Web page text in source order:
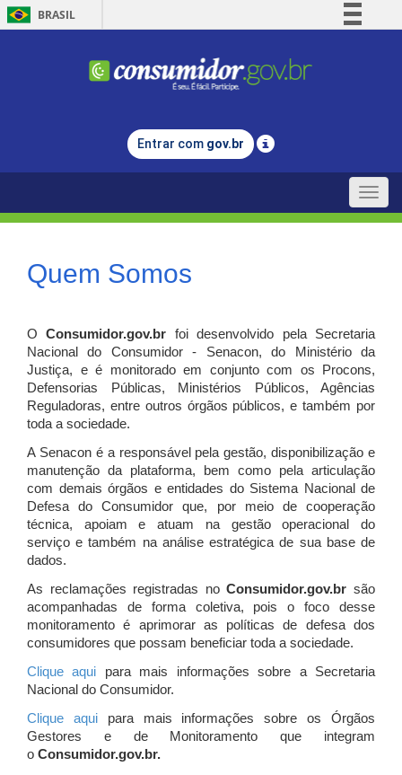
BRASIL
Comunica BR
Legislação
Entrar com gov.br
Toggle
Quem Somos
OConsumidor.gov.br
foi desenvolvido pela Secretaria
Nacional do Consumidor - Senacon, do Ministério da
Justiça, e é monitorado em conjunto com os Procons,
Defensorias Públicas, Ministérios Públicos, Agências
Reguladoras, entre outros órgãos públicos, e também por
toda a sociedade.
A Senacon é a responsável pela gestão, disponibilização e
manutenção da plataforma, bem como pela articulação
com demais órgãos e entidades do Sistema Nacional de
Defesa do Consumidor que, por meio de cooperação
técnica, apoiam e atuam na gestão operacional do
serviço e também na análise estratégica de sua base de
dados.
As reclamações registradas noConsumidor.gov.br são
acompanhadas de forma coletiva, pois o foco desse
monitoramento é aprimorar as políticas de defesa dos
consumidores que possam beneficiar toda a sociedade.
Clique aqui para mais informações sobre a Secretaria
Nacional do Consumidor.
Clique aquipara mais informações sobre os Órgãos
Gestores e de Monitoramento que integram
o Consumidor.gov.br.